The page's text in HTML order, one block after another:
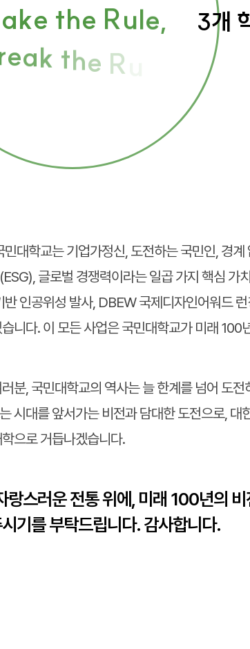
ake the Rule,
eak the R
3개
민대학교는 기업가정신, 도전하는 국민인, 경
글로벌 경쟁력이라는 일곱 가지 핵심 가
반 인공위성 발사, DBEW 국제디자인어워드
니다. 이 모든 사업은 국민대학교가 미래
분, 국민대학교의 역사는 늘 한계를 넘어 도
시대를 앞서가는 비전과 담대한 도전으로,
으로 거듭나겠습니다.
스러운 전통 위에, 미래 100년의
기를 부탁드립니다. 감사합니다.